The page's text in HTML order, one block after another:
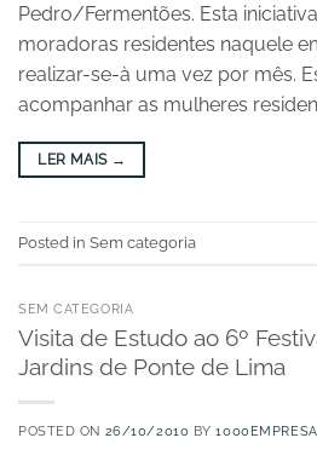
Pedro/Fermentões. Esta
moradoras residentes naquele
realizar-se-à uma vez por mês.
acompanhar as mulheres
LER MAIS →
Posted in Sem categoria
SEM CATEGORIA
Visita de Estudo ao 6º
Jardins de Ponte de Lima
POSTED ON 26/10/2010 BY